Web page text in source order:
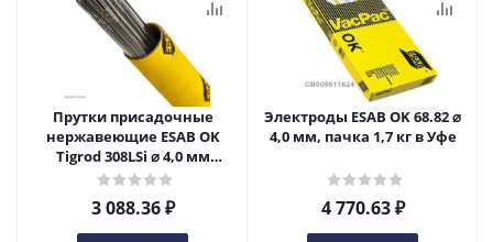
Прутки присадочные
нержавеющие ESAB OK
Tigrod 308LSi ⌀ 4,0 мм
(пачка 5 кг) в Уфе
3 088.36₽
Электроды ESAB OK 68.82 ⌀
4,0 мм, пачка 1,7 кг в Уфе
4 770.63₽